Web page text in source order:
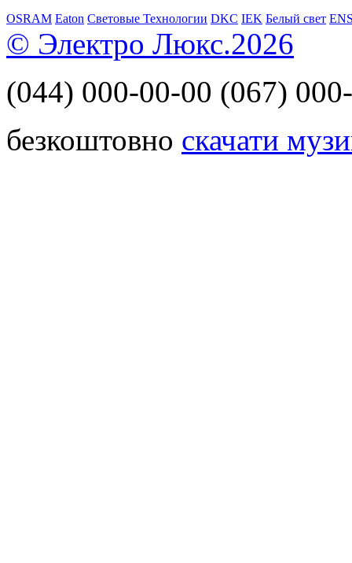
OSRAM Eaton Световые Технологии DKC IEK Белый свет
© Электро Люкс.2026
(044) 000-00-00 (067)
безкоштовно скачати